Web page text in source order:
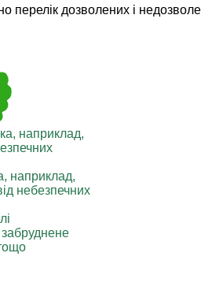
перелік дозволених і
наприклад,
наприклад,
небезпечних
забруднене